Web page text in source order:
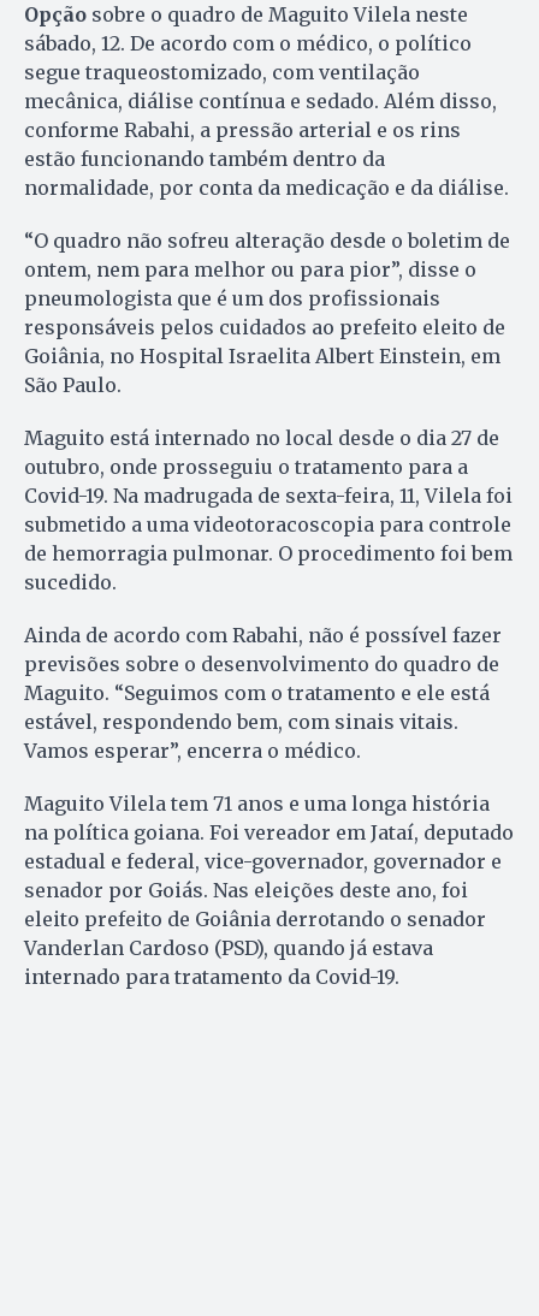
Opção sobre o quadro de Maguito Vilela neste
sábado, 12. De acordo com o médico, o político
segue traqueostomizado, com ventilação
mecânica, diálise contínua e sedado. Além disso,
conforme Rabahi, a pressão arterial e os rins
estão funcionando também dentro da
normalidade, por conta da medicação e da diálise.
“O quadro não sofreu alteração desde o boletim de
ontem, nem para melhor ou para pior”, disse o
pneumologista que é um dos profissionais
responsáveis pelos cuidados ao prefeito eleito de
Goiânia, no Hospital Israelita Albert Einstein, em
São Paulo.
Maguito está internado no local desde o dia 27 de
outubro, onde prosseguiu o tratamento para a
Covid-19. Na madrugada de sexta-feira, 11, Vilela foi
submetido a uma videotoracoscopia para controle
de hemorragia pulmonar. O procedimento foi bem
sucedido.
Ainda de acordo com Rabahi, não é possível fazer
previsões sobre o desenvolvimento do quadro de
Maguito. “Seguimos com o tratamento e ele está
estável, respondendo bem, com sinais vitais.
Vamos esperar”, encerra o médico.
Maguito Vilela tem 71 anos e uma longa história
na política goiana. Foi vereador em Jataí, deputado
estadual e federal, vice-governador, governador e
senador por Goiás. Nas eleições deste ano, foi
eleito prefeito de Goiânia derrotando o senador
Vanderlan Cardoso (PSD), quando já estava
internado para tratamento da Covid-19.